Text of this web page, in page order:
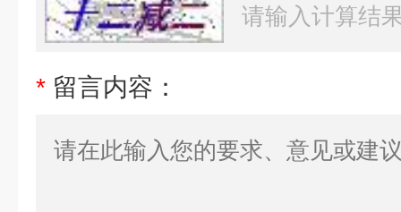
* 留言内容：